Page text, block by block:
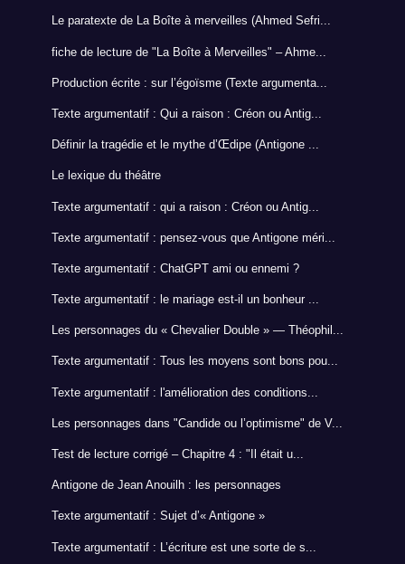
Le paratexte de La Boîte à merveilles (Ahmed Sefri...
fiche de lecture de "La Boîte à Merveilles" – Ahme...
Production écrite : sur l’égoïsme (Texte argumenta...
Texte argumentatif : Qui a raison : Créon ou Antig...
Définir la tragédie et le mythe d’Œdipe (Antigone ...
Le lexique du théâtre
Texte argumentatif : qui a raison : Créon ou Antig...
Texte argumentatif : pensez-vous que Antigone méri...
Texte argumentatif : ChatGPT ami ou ennemi ?
Texte argumentatif : le mariage est-il un bonheur ...
Les personnages du « Chevalier Double » — Théophil...
Texte argumentatif : Tous les moyens sont bons pou...
Texte argumentatif : l'amélioration des conditions...
Les personnages dans "Candide ou l’optimisme" de V...
Test de lecture corrigé – Chapitre 4 : "Il était u...
Antigone de Jean Anouilh : les personnages
Texte argumentatif : Sujet d’« Antigone »
Texte argumentatif : L’écriture est une sorte de s...